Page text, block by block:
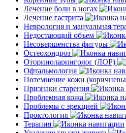
Лечение боли в ногах
Лечение гастрита
Неврология и мануальная
Недостающий объем
Несовершенства фигуры
Остеохондроз
Оториноларинголог (ЛОР)
Офтальмология
Потемнение кожи
Признаки старения
Проблемная кожа
Проблемы с эрекцией
Проктология
Терапия